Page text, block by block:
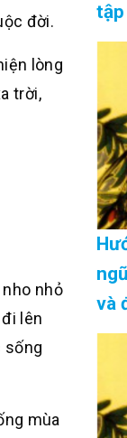
đời.
lòng
trời,
nhỏ
lên
sống
mùa
tập
và